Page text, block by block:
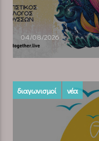
04/08/2026
διαγωνισμοί νέα